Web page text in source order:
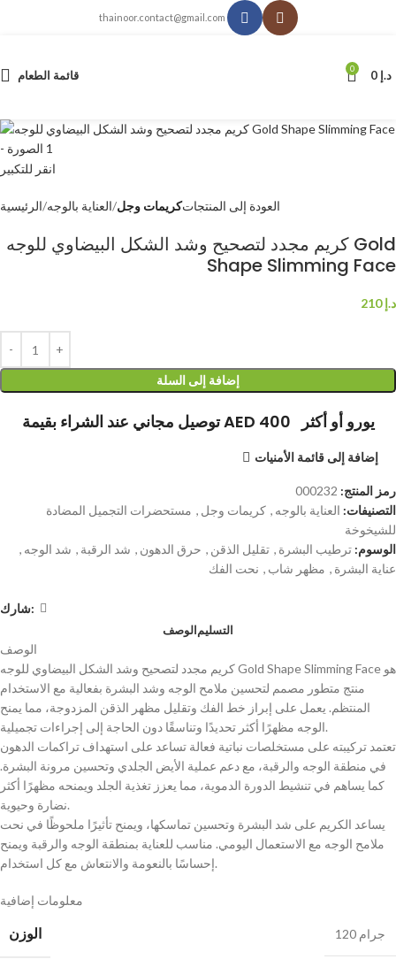
thainoor.contact@gmail.com
قائمة الطعام 0 د.إ
انقر للتكبير
الرئيسية العناية بالوجه كريمات وجلالعودة إلى المنتجات
كريم مجدد لتصحيح وشد الشكل البيضاوي للوجه Gold
Shape Slimming Face
د.إ 210
إضافة إلى السلة
توصيل مجاني عند الشراء بقيمة AED 400 يورو أو أكثر
إضافة إلى قائمة الأمنيات
رمز المنتج: 000232
التصنيفات: العناية بالوجه , كريمات وجل , مستحضرات التجميل المضادة
للشيخوخة
الوسوم: ترطيب البشرة , تقليل الذقن , حرق الدهون , شد الرقبة , شد الوجه ,
عناية البشرة , مظهر شاب , نحت الفك
شارك:
الوصفالتسليم
الوصف
كريم مجدد لتصحيح وشد الشكل البيضاوي للوجه Gold Shape Slimming Face هو
منتج متطور مصمم لتحسين ملامح الوجه وشد البشرة بفعالية مع الاستخدام
المنتظم. يعمل على إبراز خط الفك وتقليل مظهر الذقن المزدوجة، مما يمنح
الوجه مظهرًا أكثر تحديدًا وتناسقًا دون الحاجة إلى إجراءات تجميلية.
تعتمد تركيبته على مستخلصات نباتية فعالة تساعد على استهداف تراكمات الدهون
في منطقة الوجه والرقبة، مع دعم عملية الأيض الجلدي وتحسين مرونة البشرة.
كما يساهم في تنشيط الدورة الدموية، مما يعزز تغذية الجلد ويمنحه مظهرًا أكثر
نضارة وحيوية.
يساعد الكريم على شد البشرة وتحسين تماسكها، ويمنح تأثيرًا ملحوظًا في نحت
ملامح الوجه مع الاستعمال اليومي. مناسب للعناية بمنطقة الوجه والرقبة ويمنح
إحساسًا بالنعومة والانتعاش مع كل استخدام.
معلومات إضافية
الوزن 120 جرام